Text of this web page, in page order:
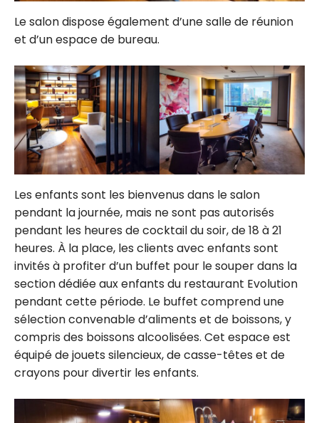
Le salon dispose également d’une salle de réunion
et d’un espace de bureau.
Les enfants sont les bienvenus dans le salon
pendant la journée, mais ne sont pas autorisés
pendant les heures de cocktail du soir, de 18 à 21
heures. À la place, les clients avec enfants sont
invités à profiter d’un buffet pour le souper dans la
section dédiée aux enfants du restaurant Evolution
pendant cette période. Le buffet comprend une
sélection convenable d’aliments et de boissons, y
compris des boissons alcoolisées. Cet espace est
équipé de jouets silencieux, de casse-têtes et de
crayons pour divertir les enfants.